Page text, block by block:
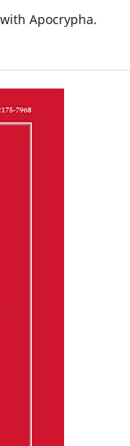
Apocrypha.